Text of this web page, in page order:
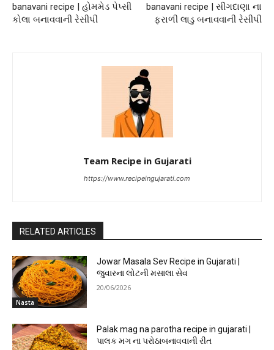
banavani recipe | હોમમેડ પેપ્સી
કોલા બનાવવાની રેસીપી
banavani recipe | સીંગદાણા ના
ફરાળી લાડુ બનાવવાની રેસીપી
Team Recipe in Gujarati
https://www.recipeingujarati.com
RELATED ARTICLES
Nasta
Jowar Masala Sev Recipe in Gujarati |
જુવારના લોટની મસાલા સેવ
20/06/2026
Palak mag na parotha recipe in gujarati |
પાલક મગ ના પરોઠાબનાવવાની રીત